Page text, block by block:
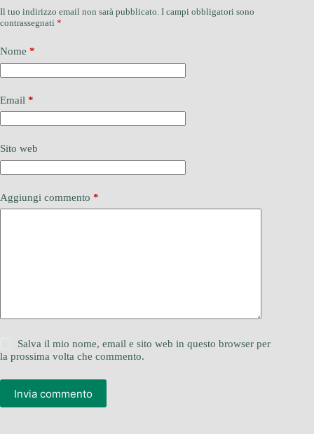
Il tuo indirizzo email non sarà pubblicato. I campi obbligatori sono
contrassegnati *
Nome *
Email *
Sito web
Aggiungi commento *
Salva il mio nome, email e sito web in questo browser per
la prossima volta che commento.
Invia commento